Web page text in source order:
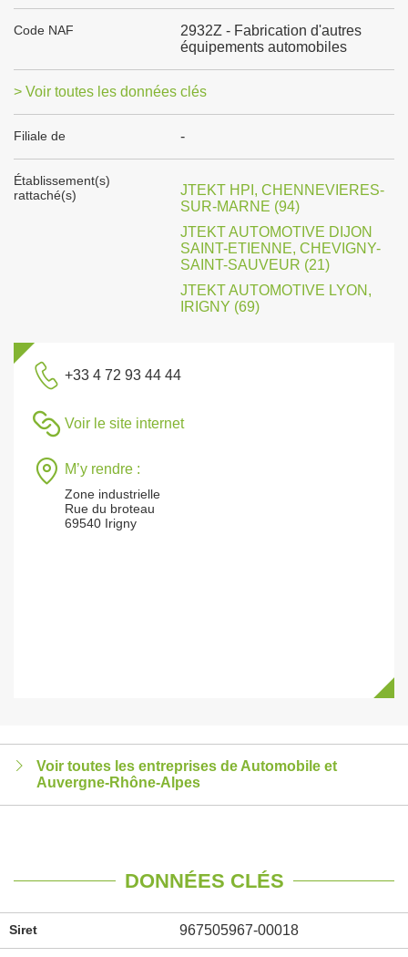
Code NAF
2932Z - Fabrication d'autres
équipements automobiles
> Voir toutes les données clés
Filiale de -
Établissement(s)
rattaché(s)
JTEKT HPI, CHENNEVIERES-
SUR-MARNE (94)
JTEKT AUTOMOTIVE DIJON
SAINT-ETIENNE, CHEVIGNY-
SAINT-SAUVEUR (21)
JTEKT AUTOMOTIVE LYON,
IRIGNY (69)
+33 4 72 93 44 44
Voir le site internet
M’y rendre :
Zone industrielle
Rue du broteau
69540 Irigny
Voir toutes les entreprises de Automobile et
Auvergne-Rhône-Alpes
DONNÉES CLÉS
Siret 967505967-00018